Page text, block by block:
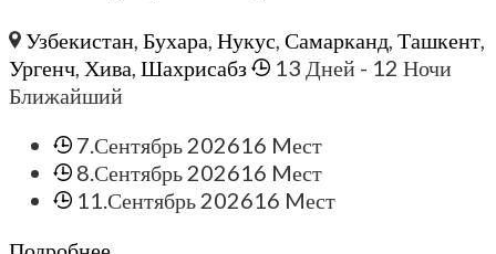
Узбекистан,Бухара,Нукус,Самарканд,Ташкент,
Ургенч, Хива, Шахрисабз 13 Дней - 12 Ночи
Ближайший
7.Сентябрь 202616 Mест
8.Сентябрь 202616 Mест
11.Сентябрь 202616 Mест